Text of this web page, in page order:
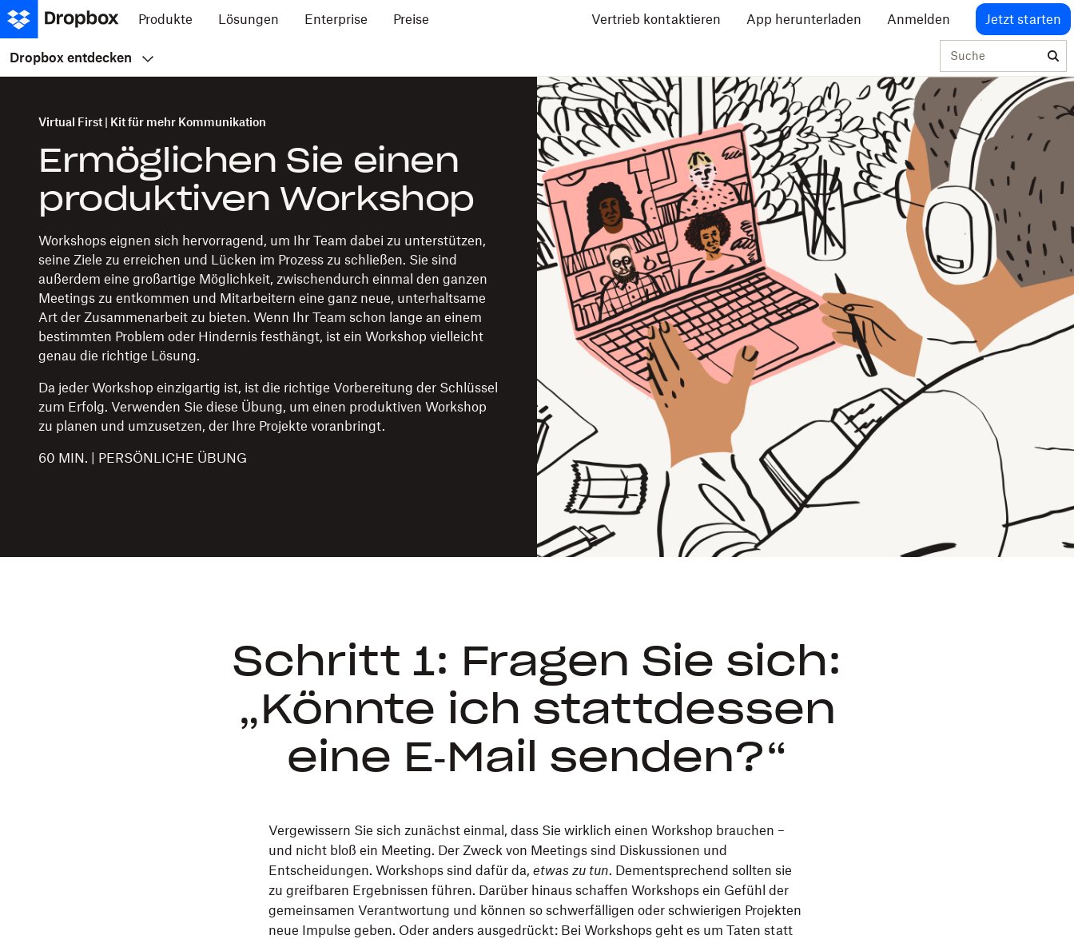
Produkte Lösungen Enterprise Preise Vertrieb kontaktieren App herunterladen Anmelden Jetzt starten
Dropbox entdecken Suche
Virtual First | Kit für mehr Kommunikation
Ermöglichen Sie einen
produktiven Workshop
Workshops eignen sich hervorragend, um Ihr Team dabei zu unterstützen,
seine Ziele zu erreichen und Lücken im Prozess zu schließen. Sie sind
außerdem eine großartige Möglichkeit, zwischendurch einmal den ganzen
Meetings zu entkommen und Mitarbeitern eine ganz neue, unterhaltsame
Art der Zusammenarbeit zu bieten. Wenn Ihr Team schon lange an einem
bestimmten Problem oder Hindernis festhängt, ist ein Workshop vielleicht
genau die richtige Lösung.
Da jeder Workshop einzigartig ist, ist die richtige Vorbereitung der Schlüssel
zum Erfolg. Verwenden Sie diese Übung, um einen produktiven Workshop
zu planen und umzusetzen, der Ihre Projekte voranbringt.
60 MIN. | PERSÖNLICHE ÜBUNG
Schritt 1: Fragen Sie sich:
„Könnte ich stattdessen
eine E‑Mail senden?“
Vergewissern Sie sich zunächst einmal, dass Sie wirklich einen Workshop brauchen –
und nicht bloß ein Meeting. Der Zweck von Meetings sind Diskussionen und
Entscheidungen. Workshops sind dafür da, etwas zu tun. Dementsprechend sollten sie
zu greifbaren Ergebnissen führen. Darüber hinaus schaffen Workshops ein Gefühl der
gemeinsamen Verantwortung und können so schwerfälligen oder schwierigen Projekten
neue Impulse geben. Oder anders ausgedrückt: Bei Workshops geht es um Taten statt